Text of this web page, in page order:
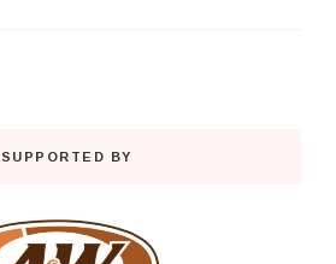
SUPPORTED BY